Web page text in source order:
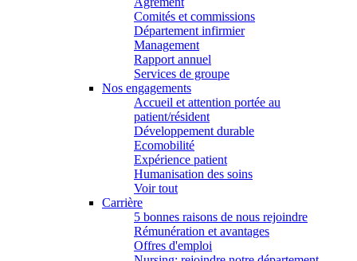
Comités et commissions
Département infirmier
Management
Rapport annuel
Services de groupe
Nos engagements
Accueil et attention portée au
patient/résident
Développement durable
Ecomobilité
Expérience patient
Humanisation des soins
Voir tout
Carrière
5 bonnes raisons de nous rejoindre
Rémunération et avantages
Offres d'emploi